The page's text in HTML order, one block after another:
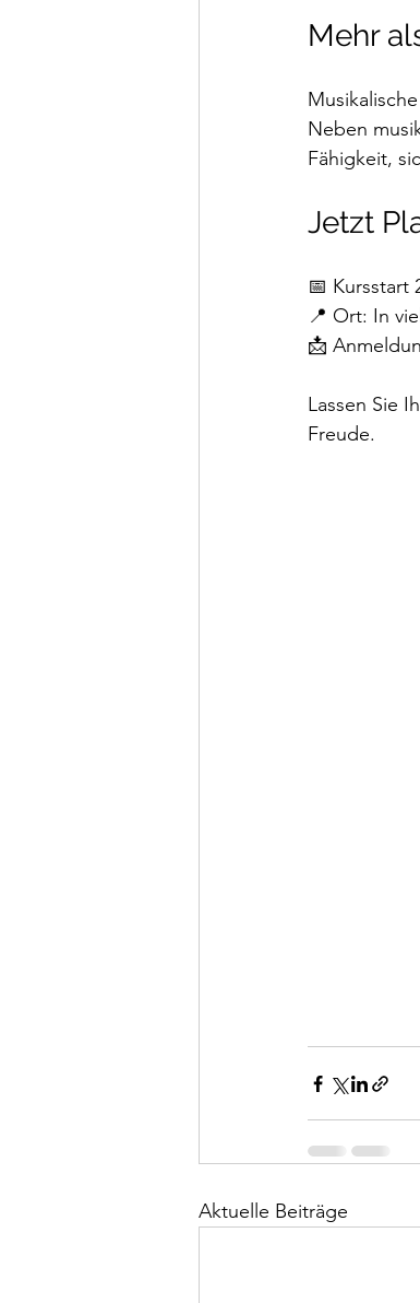
Mehr
Neben
Fähigkeit,
Jetzt
📅 Kursstart
📍 Ort: In
📩
Lassen Sie
Freude.
Aktuelle Beiträge